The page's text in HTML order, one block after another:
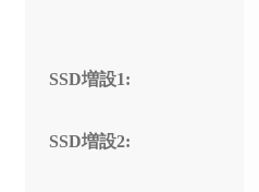
SSD増設1:
SSD増設2: